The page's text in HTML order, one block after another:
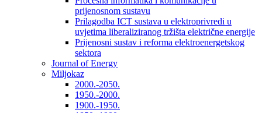
prijenosnom sustavu
Prilagodba ICT sustava u elektroprivredi u
uvjetima liberaliziranog tržišta električne energije
Prijenosni sustav i reforma elektroenergetskog
sektora
Journal of Energy
Miljokaz
2000.-2050.
1950.-2000.
1900.-1950.